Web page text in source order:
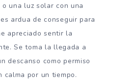
una luz solar con una
ardua de conseguir para
apreciado sentir la
Se toma la llegada a
descanso como permiso
calma por un tiempo.